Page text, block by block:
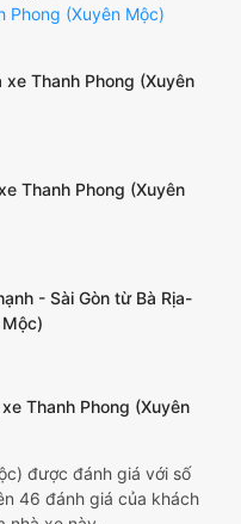
Phong (Xuyên Mộc)
Thanh Phong (Xuyên
Thanh Phong (Xuyên
- Sài Gòn từ Bà Rịa-
Thanh Phong (Xuyên
được đánh giá với số
46 đánh giá của khách